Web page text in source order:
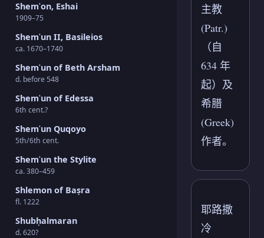
Shemʿon, Eshai
1909–75
Shemʿun II, Basileios
ca. 1670–1740
Shemʿun of Beth Arsham
d. before 548
Shemʿun of Edessa
6th cent.?
Shemʿun Quqoyo
5th/6th cent.
Shemʿun the Stylite
ca. 380–459
Shlemon of Baṣra
fl. 1222
Shubḥalmaran
d. 620?
主教
(Patr.)
（自
634 年
起）及
希腊
(Greek)
作者。
耶路撒
冷